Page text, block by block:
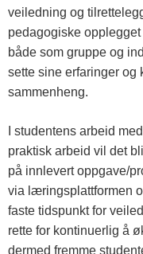
veiledning og
pedagogiske
både som gruppe og
sette sine erfaringer og
sammenheng.
I studentens arbeid
praktisk arbeid vil det
på innlevert oppgave/
via læringsplattformen
faste tidspunkt for
rette for kontinuerlig å
dermed fremme